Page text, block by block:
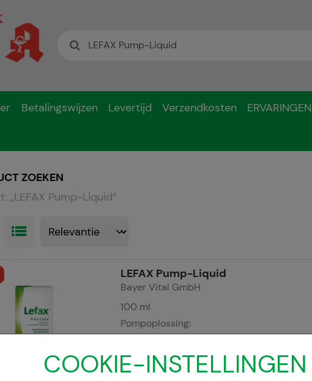
COOKIE-INSTELLINGEN
Betalingswijzen Levertijd Verzendkosten ERVARINGEN
ZOEKEN
„LEFAX Pump-Liquid“
LEFAX Pump-Liquid
Bayer Vital GmbH
100 ml
Pompoplossing:
Doorgaans gereed voor verzending binnen